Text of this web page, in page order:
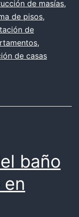
de masías,
de pisos,
de
,
de casas
baño